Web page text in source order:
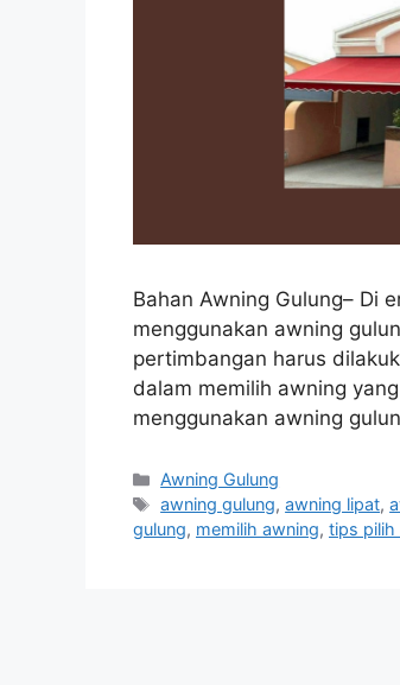
Bahan Awning Gulung– Di
menggunakan awning
pertimbangan harus
dalam memilih awning
menggunakan awning
Categories
Awning Gulung
Tags
awning gulung,awning lipat,
gulung, memilih awning, tips pilih